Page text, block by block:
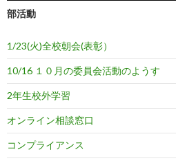
部活動
1/23(火)全校朝会(表彰）
10/16 １０月の委員会活動のようす
2年生校外学習
オンライン相談窓口
コンプライアンス